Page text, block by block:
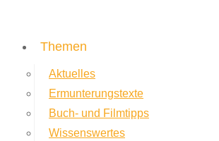
Themen
Aktuelles
Ermunterungstexte
Buch- und Filmtipps
Wissenswertes